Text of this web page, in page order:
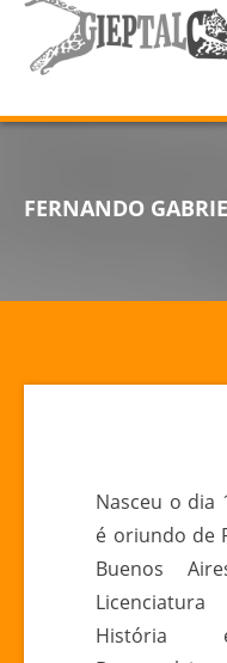
GIEPTALC
FERNANDO
Nasceu o dia
é oriundo de
Buenos